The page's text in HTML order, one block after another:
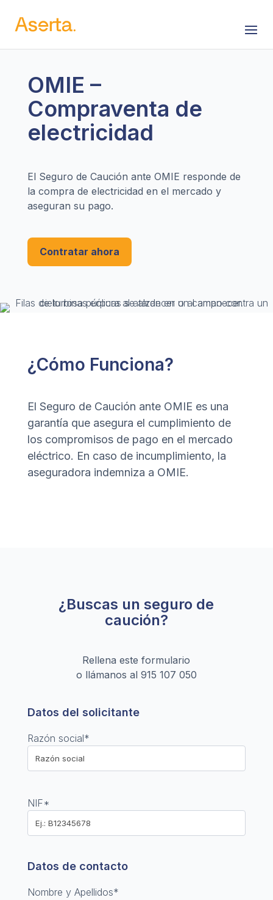
Saltar al contenido
OMIE –
Compraventa de
electricidad
El Seguro de Caución ante OMIE responde de
la compra de electricidad en el mercado y
aseguran su pago.
Contratar ahora
¿Cómo Funciona?
El Seguro de Caución ante OMIE es una
garantía que asegura el cumplimiento de
los compromisos de pago en el mercado
eléctrico. En caso de incumplimiento, la
aseguradora indemniza a OMIE.
¿Buscas un seguro de
caución?
Rellena este formulario
o llámanos al 915 107 050
Datos del solicitante
Razón social*
NIF*
Datos de contacto
Nombre y Apellidos*